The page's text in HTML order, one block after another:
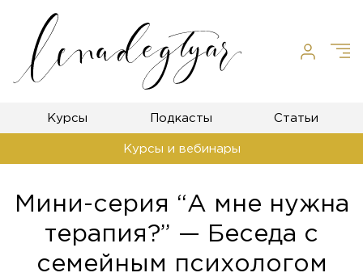
Курсы Подкасты Статьи
Курсы и вебинары
Мини-серия “А мне нужна
терапия?” — Беседа с
семейным психологом